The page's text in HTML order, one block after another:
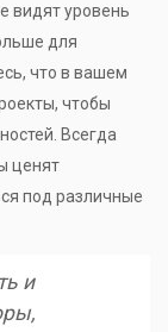
видят уровень
для
что в вашем
чтобы
Всегда
ценят
под различные
и